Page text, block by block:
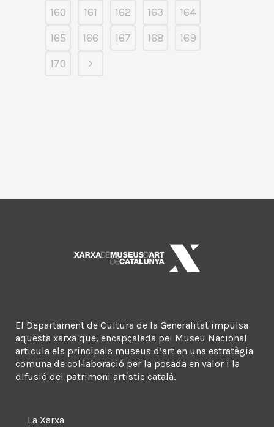
160
161 162 163
164
165
166 167 168
169
170
El Departament de Cultura de la Generalitat impulsa
aquesta xarxa que, encapçalada pel Museu Nacional
articula els principals museus d’art en una estratègia
comuna de col·laboració per la posada en valor i la
difusió del patrimoni artístic català.
La Xarxa